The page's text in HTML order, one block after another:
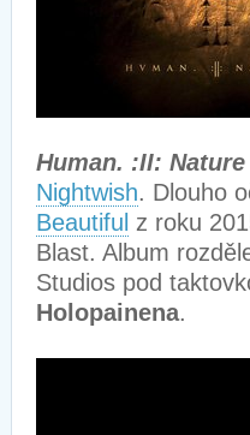
Human. :II: Nature
Nightwish. Dlouho
Beautiful z roku
Blast. Album
Studios pod
Holopainena.